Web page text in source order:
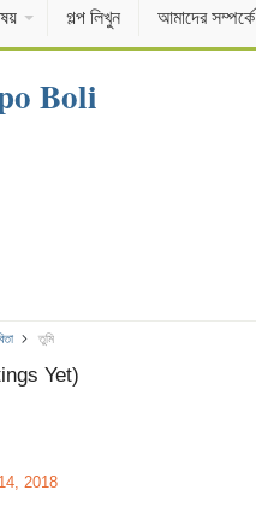
গল্প লিখুন আমাদের সম্পর্কে
Boli
তুমি
Yet)
14, 2018